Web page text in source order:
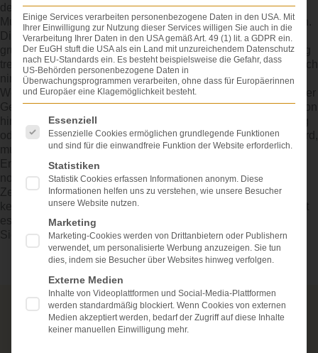
deshalb im Interesse des Kindes gegen die Interessen der
Mutter ernsthafte Gründe für eine Schnittentbindung sprechen.
Die Mutter muss dann nach der Rechtsprechung die
grundlegende und ganz sicher auch schwierige Entscheidung
treffen, ob sie selbst das Risiko einerSchnittentbindung auf sich
nimmt oder ob das Verletzungsrisiko beim Kind bleiben soll.
Wenn sich deutliche Anzeichen dafür entwickeln, dass sich der
Geburtsvorgang in die Richtung auf die Entscheidungssituation
hin entwickeln kann, in der eine Schnittentbindung notwendig
oder zu einer echten Alternative zur vaginalen Entbindung wird,
muss unverzüglich aufgeklärt werden. Zwischen dem
Entschluss zur Notsectio und der Durchführung des
notfallmäßigen Kaiserschnitts soll möglichst wenig
Zeitvergehen (E-E-Zeit = Entschluss-Entbindung-Zeit);
keinesfalls darf es länger als zwanzig Minuten dauern, so gibt
es die arzthaftungsrechtliche Rechtsprechung vor.
Siehe auch:Geburtsschaden
Über die Schmerzensgeld-Spezialisten
Einige Services verarbeiten personenbezogene Daten in den USA. Mit
Ihrer Einwilligung zur Nutzung dieser Services willigen Sie auch in die
Verarbeitung Ihrer Daten in den USA gemäß Art. 49 (1) lit. a GDPR ein.
Der EuGH stuft die USA als ein Land mit unzureichendem Datenschutz
nach EU-Standards ein. Es besteht beispielsweise die Gefahr, dass
US-Behörden personenbezogene Daten in
Überwachungsprogrammen verarbeiten, ohne dass für Europäerinnen
und Europäer eine Klagemöglichkeit besteht.
Es folgt eine Liste der Service-Gruppen, für die eine
Essenziell
Essenzielle Cookies ermöglichen grundlegende Funktionen
und sind für die einwandfreie Funktion der Website erforderlich.
Statistiken
Statistik Cookies erfassen Informationen anonym. Diese
Informationen helfen uns zu verstehen, wie unsere Besucher
unsere Website nutzen.
Marketing
Marketing-Cookies werden von Drittanbietern oder Publishern
verwendet, um personalisierte Werbung anzuzeigen. Sie tun
dies, indem sie Besucher über Websites hinweg verfolgen.
Externe Medien
Inhalte von Videoplattformen und Social-Media-Plattformen
werden standardmäßig blockiert. Wenn Cookies von externen
Medien akzeptiert werden, bedarf der Zugriff auf diese Inhalte
keiner manuellen Einwilligung mehr.